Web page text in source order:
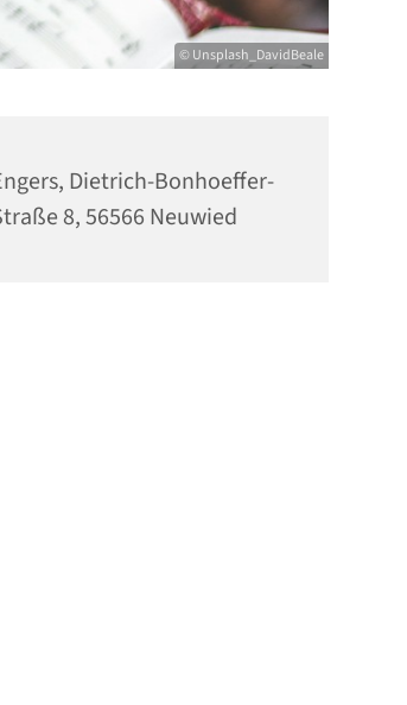
© Unsplash_DavidBeale
Dietrich-Bonhoeffer-
8, 56566 Neuwied